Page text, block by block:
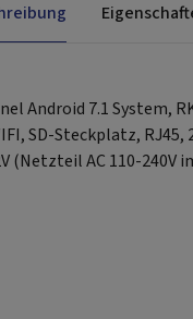
Android 7.1 System,
SD-Steckplatz, RJ45,
(Netzteil AC 110-